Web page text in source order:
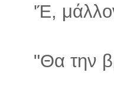
'Έ,
"Θα την